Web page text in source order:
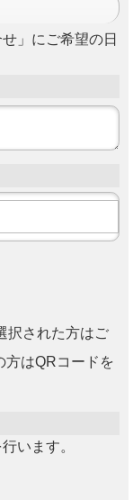
」にご希望の日
択された方はご
はQRコードを
います。